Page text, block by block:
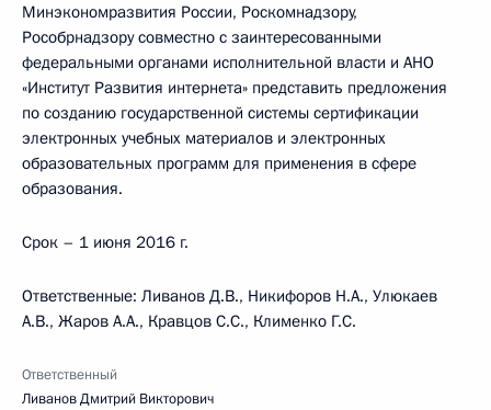
Минэкономразвития России, Роскомнадзору,
Рособрнадзору совместно с заинтересованными
федеральными органами исполнительной власти и АНО
«Институт Развития интернета» представить предложения
по созданию государственной системы сертификации
электронных учебных материалов и электронных
образовательных программ для применения в сфере
образования.
Срок – 1 июня 2016 г.
Ответственные: Ливанов Д.В., Никифоров Н.А., Улюкаев
А.В., Жаров А.А., Кравцов С.С., Клименко Г.С.
Ответственный
Ливанов Дмитрий Викторович